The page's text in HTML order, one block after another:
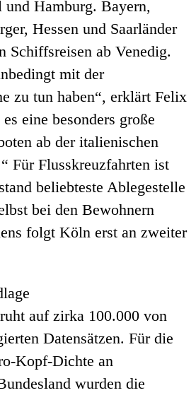
Hamburg. Bayern,
Hessen und Saarländer
Schiffsreisen ab Venedig.
mit der
zu tun haben“, erklärt Felix
eine besonders große
ab der italienischen
Für Flusskreuzfahrten ist
beliebteste Ablegestelle
bei den Bewohnern
folgt Köln erst an zweiter
auf zirka 100.000 von
Datensätzen. Für die
Kopf-Dichte an
wurden die